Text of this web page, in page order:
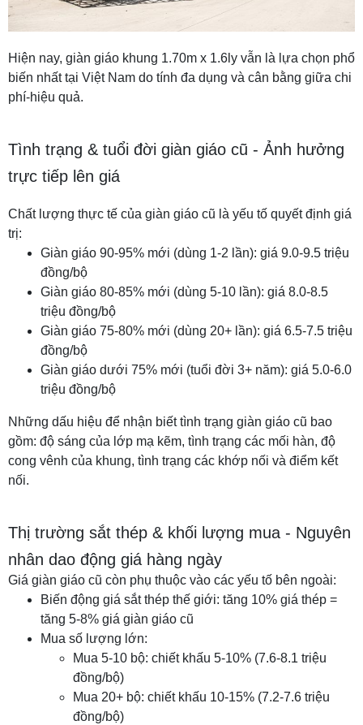
Hiện nay, giàn giáo khung 1.70m x 1.6ly vẫn là lựa chọn phổ
biến nhất tại Việt Nam do tính đa dụng và cân bằng giữa chi
phí-hiệu quả.
Tình trạng & tuổi đời giàn giáo cũ - Ảnh hưởng
trực tiếp lên giá
Chất lượng thực tế của giàn giáo cũ là yếu tố quyết định giá
trị:
Giàn giáo 90-95% mới (dùng 1-2 lần): giá 9.0-9.5 triệu
đồng/bộ
Giàn giáo 80-85% mới (dùng 5-10 lần): giá 8.0-8.5
triệu đồng/bộ
Giàn giáo 75-80% mới (dùng 20+ lần): giá 6.5-7.5 triệu
đồng/bộ
Giàn giáo dưới 75% mới (tuổi đời 3+ năm): giá 5.0-6.0
triệu đồng/bộ
Những dấu hiệu để nhận biết tình trạng giàn giáo cũ bao
gồm: độ sáng của lớp mạ kẽm, tình trạng các mối hàn, độ
cong vênh của khung, tình trạng các khớp nối và điểm kết
nối.
Thị trường sắt thép & khối lượng mua - Nguyên
nhân dao động giá hàng ngày
Giá giàn giáo cũ còn phụ thuộc vào các yếu tố bên ngoài:
Biến động giá sắt thép thế giới: tăng 10% giá thép =
tăng 5-8% giá giàn giáo cũ
Mua số lượng lớn:
Mua 5-10 bộ: chiết khấu 5-10% (7.6-8.1 triệu
đồng/bộ)
Mua 20+ bộ: chiết khấu 10-15% (7.2-7.6 triệu
đồng/bộ)